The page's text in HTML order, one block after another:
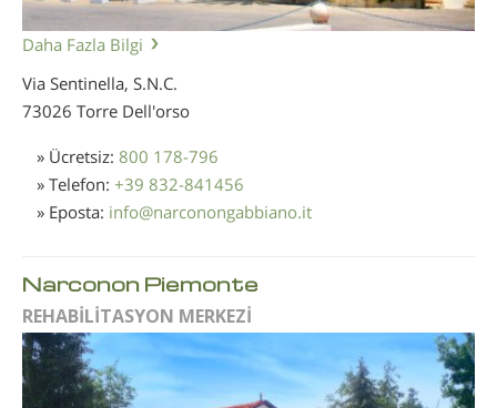
Daha Fazla Bilgi
Via Sentinella, S.N.C.
73026 Torre Dell'orso
» Ücretsiz: 800 178-796
» Telefon: +39 832-841456
» Eposta: info@narconongabbiano.it
Narconon Piemonte
REHABİLİTASYON MERKEZİ